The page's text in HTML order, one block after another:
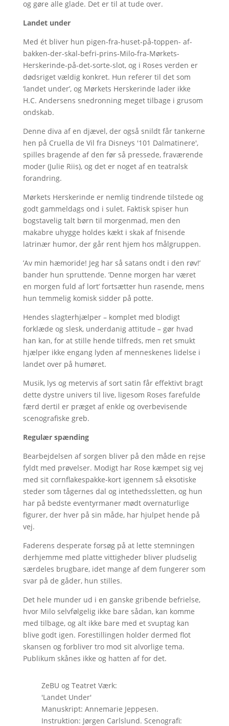
og gøre alle glade. Det er til at tude over.
Landet under
Med ét bliver hun pigen-fra-huset-på-toppen- af-
bakken-der-skal-befri-prins-Milo-fra-Mørkets-
Herskerinde-på-det-sorte-slot, og i Roses verden er
dødsriget vældig konkret. Hun referer til det som
’landet under’, og Mørkets Herskerinde lader ikke
H.C. Andersens snedronning meget tilbage i grusom
ondskab.
Denne diva af en djævel, der også snildt får tankerne
hen på Cruella de Vil fra Disneys '101 Dalmatinere',
spilles bragende af den før så pressede, fraværende
moder (Julie Riis), og det er noget af en teatralsk
forandring.
Mørkets Herskerinde er nemlig tindrende tilstede og
godt gammeldags ond i sulet. Faktisk spiser hun
bogstavelig talt børn til morgenmad, men den
makabre uhygge holdes kækt i skak af fnisende
latrinær humor, der går rent hjem hos målgruppen.
’Av min hæmoride! Jeg har så satans ondt i den røv!’
bander hun spruttende. ’Denne morgen har været
en morgen fuld af lort’ fortsætter hun rasende, mens
hun temmelig komisk sidder på potte.
Hendes slagterhjælper – komplet med blodigt
forklæde og slesk, underdanig attitude – gør hvad
han kan, for at stille hende tilfreds, men ret smukt
hjælper ikke engang lyden af menneskenes lidelse i
landet over på humøret.
Musik, lys og metervis af sort satin får effektivt bragt
dette dystre univers til live, ligesom Roses farefulde
færd dertil er præget af enkle og overbevisende
scenografiske greb.
Regulær spænding
Bearbejdelsen af sorgen bliver på den måde en rejse
fyldt med prøvelser. Modigt har Rose kæmpet sig vej
med sit cornflakespakke-kort igennem så eksotiske
steder som tågernes dal og intethedssletten, og hun
har på bedste eventyrmaner mødt overnaturlige
figurer, der hver på sin måde, har hjulpet hende på
vej.
Faderens desperate forsøg på at lette stemningen
derhjemme med platte vittigheder bliver pludselig
særdeles brugbare, idet mange af dem fungerer som
svar på de gåder, hun stilles.
Det hele munder ud i en ganske gribende befrielse,
hvor Milo selvfølgelig ikke bare sådan, kan komme
med tilbage, og alt ikke bare med et svuptag kan
blive godt igen. Forestillingen holder dermed flot
skansen og forbliver tro mod sit alvorlige tema.
Publikum skånes ikke og hatten af for det.
ZeBU og Teatret Værk:
'Landet Under'
Manuskript: Annemarie Jeppesen.
Instruktion: Jørgen Carlslund. Scenografi: